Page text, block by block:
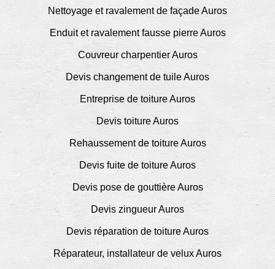
Nettoyage et ravalement de façade Auros
Enduit et ravalement fausse pierre Auros
Couvreur charpentier Auros
Devis changement de tuile Auros
Entreprise de toiture Auros
Devis toiture Auros
Rehaussement de toiture Auros
Devis fuite de toiture Auros
Devis pose de gouttière Auros
Devis zingueur Auros
Devis réparation de toiture Auros
Réparateur, installateur de velux Auros